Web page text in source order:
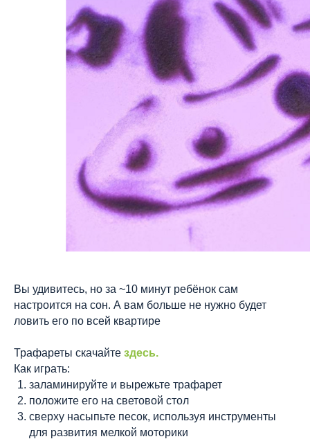
Вы удивитесь, но за ~10 минут ребёнок сам
настроится на сон. А вам больше не нужно будет
ловить его по всей квартире
Трафареты скачайте здесь.
Как играть:
заламинируйте и вырежьте трафарет
положите его на световой стол
сверху насыпьте песок, используя инструменты
для развития мелкой моторики